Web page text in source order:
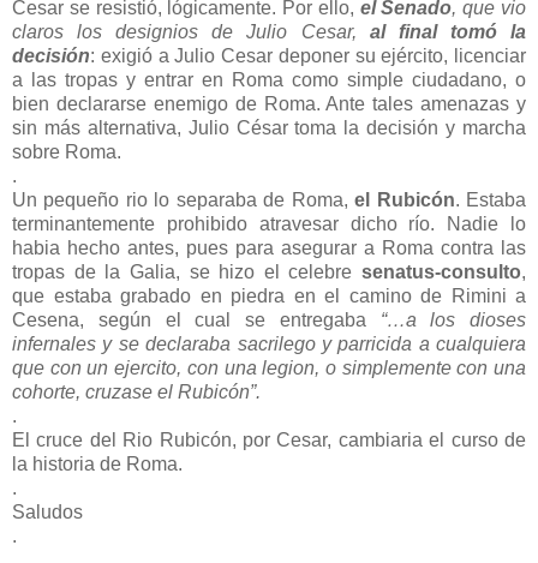
Cesar se resistió, lógicamente. Por ello, el Senado, que vio
claros los designios de Julio Cesar, al final tomó la
decisión: exigió a Julio Cesar deponer su ejército, licenciar
a las tropas y entrar en Roma como simple ciudadano, o
bien declararse enemigo de Roma. Ante tales amenazas y
sin más alternativa, Julio César toma la decisión y marcha
sobre Roma.
.
Un pequeño rio lo separaba de Roma,el Rubicón. Estaba
terminantemente prohibido atravesar dicho río. Nadie lo
habia hecho antes, pues para asegurar a Roma contra las
tropas de la Galia, se hizo el celebre senatus-consulto,
que estaba grabado en piedra en el camino de Rimini a
Cesena, según el cual se entregaba “…a los dioses
infernales y se declaraba sacrilego y parricida a cualquiera
que con un ejercito, con una legion, o simplemente con una
cohorte, cruzase el Rubicón”.
.
El cruce del Rio Rubicón, por Cesar, cambiaria el curso de
la historia de Roma.
.
Saludos
.